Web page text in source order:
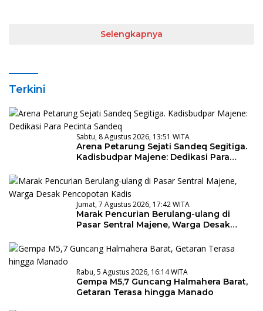
Selengkapnya
Terkini
Sabtu, 8 Agustus 2026, 13:51 WITA
Arena Petarung Sejati Sandeq Segitiga.
Kadisbudpar Majene: Dedikasi Para
Jumat, 7 Agustus 2026, 17:42 WITA
Marak Pencurian Berulang-ulang di
Pasar Sentral Majene, Warga Desak
Rabu, 5 Agustus 2026, 16:14 WITA
Gempa M5,7 Guncang Halmahera Barat,
Getaran Terasa hingga Manado